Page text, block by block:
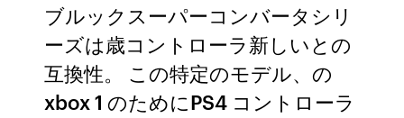
ブルックスーパーコンバータシリ
ーズは歳コントローラ新しいとの
互換性。 この特定のモデル、の
xbox 1 のためにPS4 コントローラ